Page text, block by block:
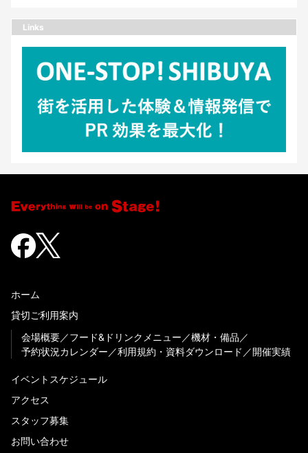
Links
ホーム
貸切ご利用案内
会場概要
フード&ドリンクメニュー
機材・備品
予約状況カレンダー
利用規約・資料ダウンロード 開催実績
イベントスケジュール
アクセス
スタッフ募集
お問い合わせ